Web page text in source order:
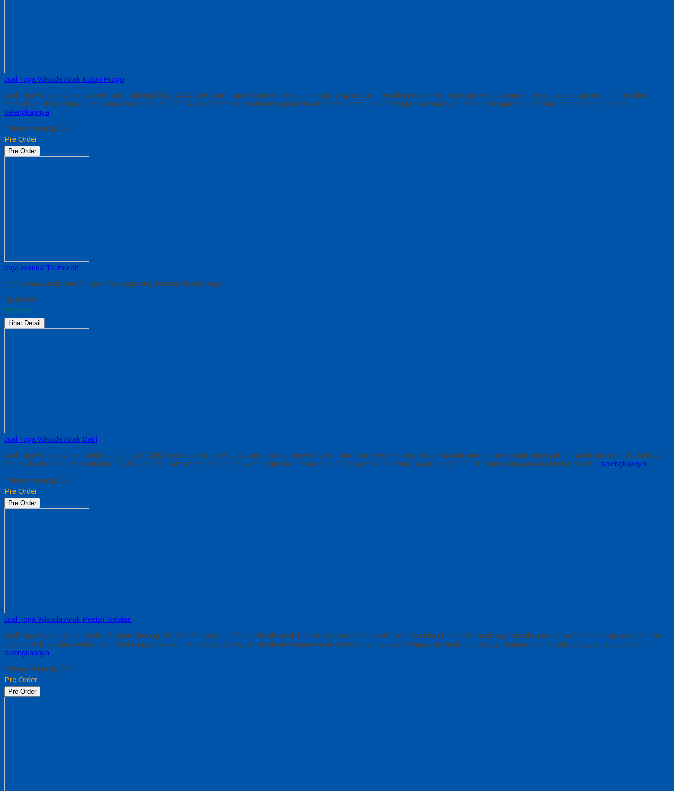
Jual Toga Wisuda Anak Kulon Progo
Jual Toga Wisuda Anak Kulon Progo Hubungi 0812-2282-1060 Jual Toga Wisuda Anak Kulon Progo Yogyakarta – Temukan Paket Promosi toga wisuda anak komplet pada harga paling murah dan
memiliki kualitas terbaik, kami kasih untuk sekolah TK, PAUD , SD Kami memberinya penawaran Special semua level Pengajaran Anak Umur Dasar dengan Fitur Produk sebagaimana berikut :…
selengkapnya
*Harga Hubungi CS
Pre Order
Pre Order
toga wisuda TK murah
toga wisuda anak murah di jakarta, tangerang, bekasi, depok, bogor
Rp 85.000
Tersedia
Lihat Detail
Jual Toga Wisuda Anak Dairi
Jual Toga Wisuda Anak Dairi Hubungi 0812-2282-1060 Jual Toga Wisuda Anak Dairi Sumatera Utara – Temukan Paket Promosi toga wisuda anak komplet pada harga paling murah dan memiliki kualitas
terbaik, kami kasih untuk sekolah TK, PAUD , SD Kami memberinya penawaran Special semua level Pengajaran Anak Umur Dasar dengan Fitur Produk sebagaimana berikut : Kain… selengkapnya
*Harga Hubungi CS
Pre Order
Pre Order
Jual Toga Wisuda Anak Pesisir Selatan
Jual Toga Wisuda Anak Pesisir Selatan Hubungi 0812-2282-1060 Jual Toga Wisuda Anak Pesisir Selatan Sumatera Barat – Temukan Paket Promosi toga wisuda anak komplet pada harga paling murah
dan memiliki kualitas terbaik, kami kasih untuk sekolah TK, PAUD , SD Kami memberinya penawaran Special semua level Pengajaran Anak Umur Dasar dengan Fitur Produk sebagaimana berikut…
selengkapnya
*Harga Hubungi CS
Pre Order
Pre Order